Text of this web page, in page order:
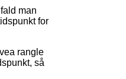
man
for
rangle
så